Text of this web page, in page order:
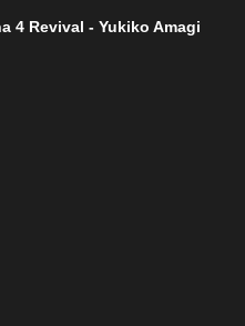
4 Revival - Yukiko Amagi